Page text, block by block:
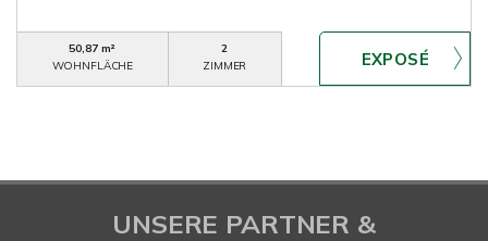
50,87 m²
WOHNFLÄCHE
2
ZIMMER
UNSERE PARTNER &